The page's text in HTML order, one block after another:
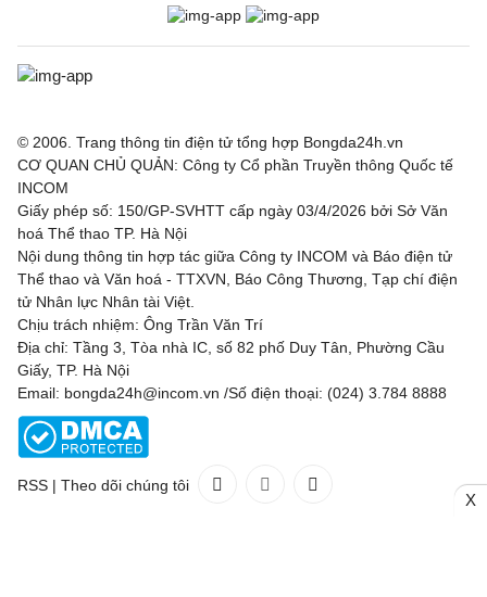
© 2006. Trang thông tin điện tử tổng hợp Bongda24h.vn
CƠ QUAN CHỦ QUẢN: Công ty Cổ phần Truyền thông Quốc tế
INCOM
Giấy phép số: 150/GP-SVHTT cấp ngày 03/4/2026 bởi Sở Văn
hoá Thể thao TP. Hà Nội
Nội dung thông tin hợp tác giữa Công ty INCOM và Báo điện tử
Thể thao và Văn hoá - TTXVN, Báo Công Thương, Tạp chí điện
tử Nhân lực Nhân tài Việt.
Chịu trách nhiệm: Ông Trần Văn Trí
Địa chỉ: Tầng 3, Tòa nhà IC, số 82 phố Duy Tân, Phường Cầu
Giấy, TP. Hà Nội
Email: bongda24h@incom.vn /Số điện thoại: (024) 3.784 8888
RSS | Theo dõi chúng tôi
X